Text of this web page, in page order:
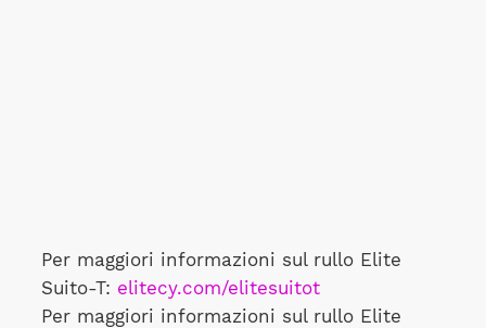
Per maggiori informazioni sul rullo Elite
Suito-T: elitecy.com/elitesuitot
Per maggiori informazioni sul rullo Elite